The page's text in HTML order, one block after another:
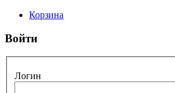
Корзина
Войти
Логин